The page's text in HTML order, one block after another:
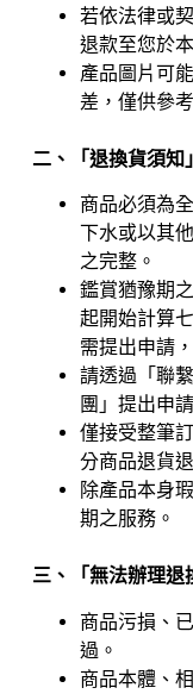
若依法律或
退款至您於
產品圖片可
差，僅供參
二、「退換貨須知」
商品必須為
下水或以其
之完整。
鑑賞猶豫期
起開始計算
需提出申請
請透過「聯
團」提出申
僅接受整筆
分商品退貨
除產品本身
期之服務。
三、「無法辦理退
商品污損、
過。
商品本體、